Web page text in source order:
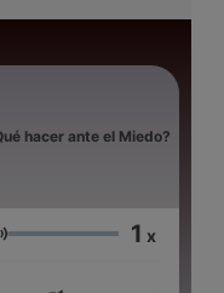
hacer ante el Miedo?
Volumen 1 x